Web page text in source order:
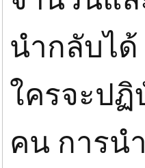
นำกลับได้
ใครจะป
คน การน